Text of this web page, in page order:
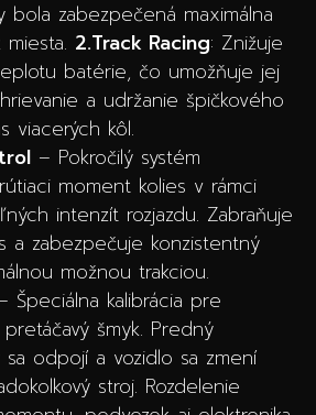
bola zabezpečená maximálna
2.Track Racing: Znižuje
batérie, čo umožňuje jej
a udržanie špičkového
viacerých kôl.
– Pokročilý systém
moment kolies v rámci
intenzít rozjazdu. Zabraňuje
a zabezpečuje konzistentný
možnou trakciou.
Špeciálna kalibrácia pre
šmyk. Predný
odpojí a vozidlo sa zmení
stroj. Rozdelenie